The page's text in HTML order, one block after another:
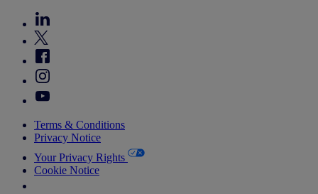
Terms & Conditions
Privacy Notice
Your Privacy Rights
Cookie Notice